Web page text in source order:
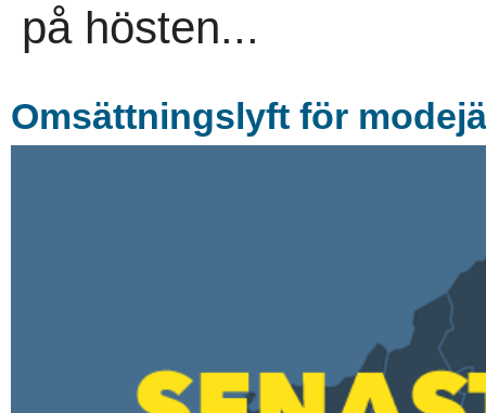
på hösten...
Omsättningslyft för